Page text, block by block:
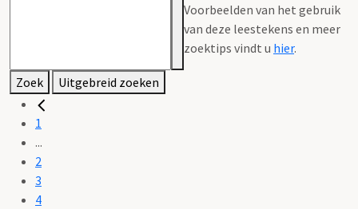
Voorbeelden van het gebruik
van deze leestekens en meer
zoektips vindt u hier.
Zoek Uitgebreid zoeken
1
...
2
3
4